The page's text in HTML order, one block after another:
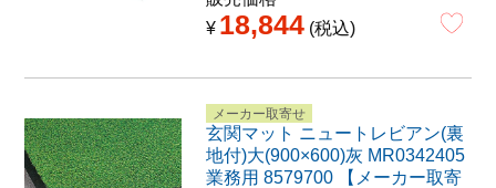
¥ 18,844 税込
メーカー取寄せ
玄関マット ニュートレビアン(裏
地付)大(900×600)灰 MR0342405
業務用 8579700 【メーカー取寄